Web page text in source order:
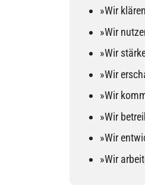
»Wir
»Wir
»Wir
»Wir
»Wir
»Wir
»Wir
»Wir